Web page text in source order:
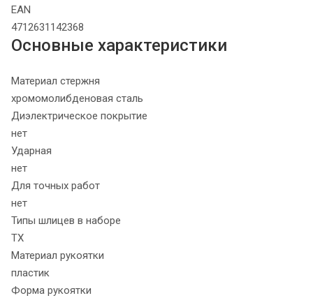
EAN
4712631142368
Основные характеристики
Материал стержня
хромомолибденовая сталь
Диэлектрическое покрытие
нет
Ударная
нет
Для точных работ
нет
Типы шлицев в наборе
TX
Материал рукоятки
пластик
Форма рукоятки